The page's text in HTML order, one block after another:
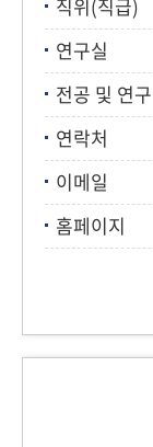
직위(직급)
연구실
전공 및 연구
연락처
이메일
홈페이지